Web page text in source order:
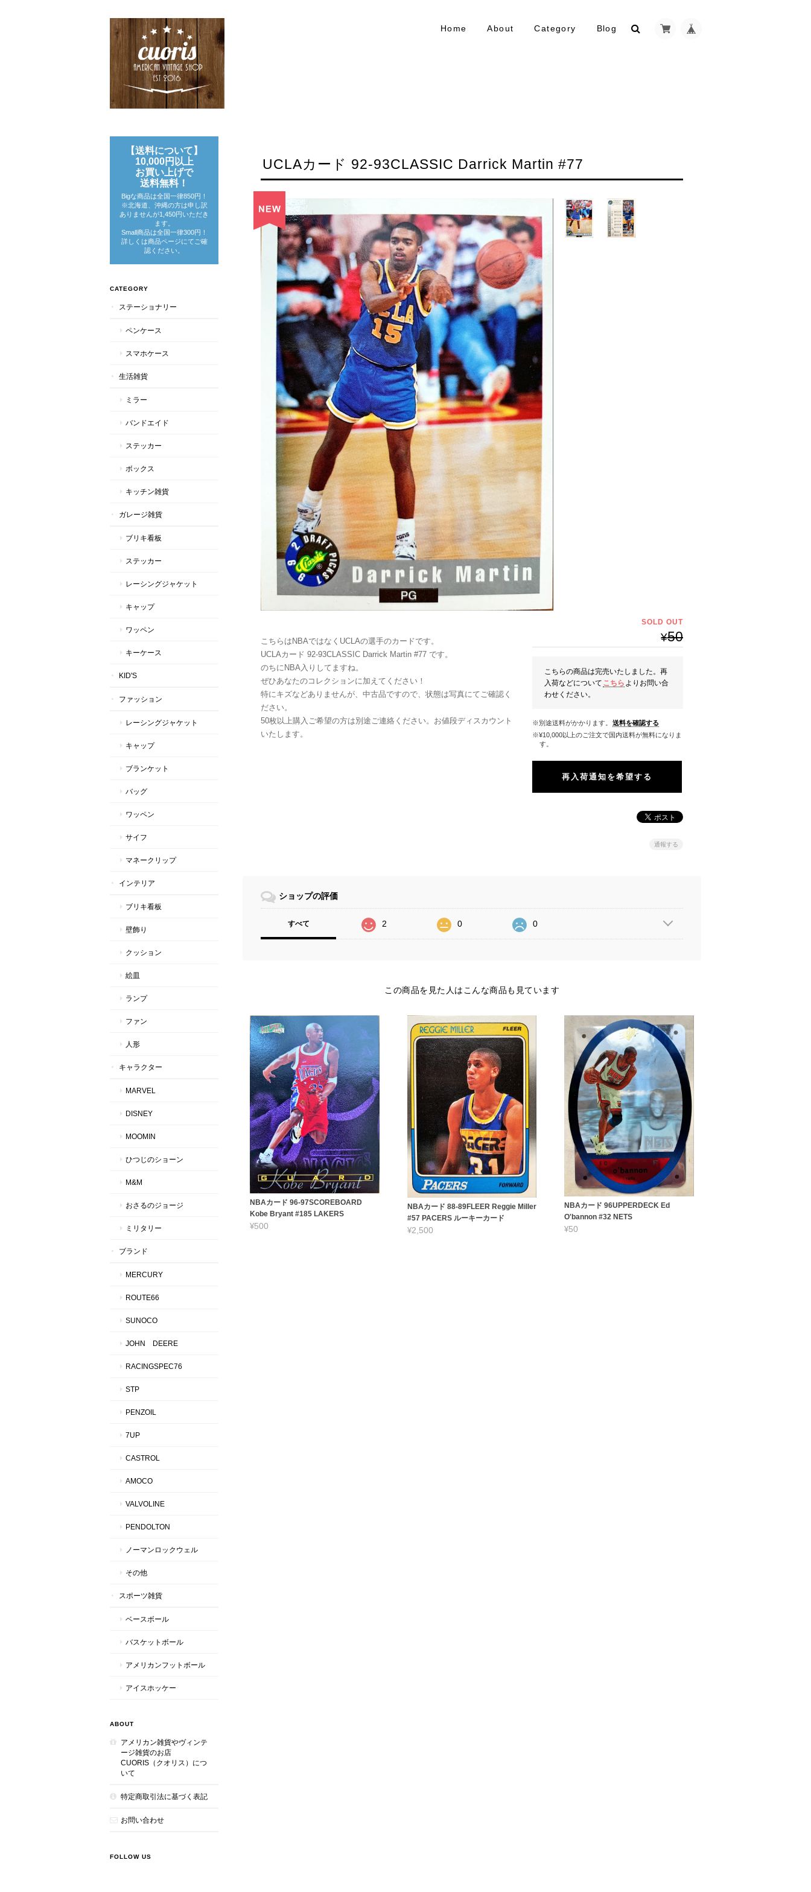
Home About Category Blog
UCLAカード 92-93CLASSIC Darrick Martin #77
こちらはNBAではなくUCLAの選手のカードです。
UCLAカード 92-93CLASSIC Darrick Martin #77 です。
のちにNBA入りしてますね。
ぜひあなたのコレクションに加えてください！
特にキズなどありませんが、中古品ですので、状態は写真にてご確認く
ださい。
50枚以上購入ご希望の方は別途ご連絡ください。お値段ディスカウント
いたします。
SOLD OUT
¥50
こちらの商品は完売いたしました。再
入荷などについて こちら よりお問い合
わせください。
※別途送料がかかります。 送料を確認する
※¥10,000以上のご注文で国内送料が無料になりま
す。
再入荷通知を希望する
通報する
ショップの評価
すべて 2 0 0
この商品を見た人はこんな商品も見ています
NBAカード 96-97SCOREBOARD
Kobe Bryant #185 LAKERS
¥500
NBAカード 88-89FLEER Reggie Miller
#57 PACERS ルーキーカード
¥2,500
NBAカード 96UPPERDECK Ed
O'bannon #32 NETS
¥50
【送料について】
10,000円以上
お買い上げで
送料無料！
Bigな商品は全国一律850円！
※北海道、沖縄の方は申し訳
ありませんが1,450円いただき
ます。
Small商品は全国一律300円！
詳しくは商品ページにてご確
認ください。
CATEGORY
ステーショナリー
ペンケース
スマホケース
生活雑貨
ミラー
バンドエイド
ステッカー
ボックス
キッチン雑貨
ガレージ雑貨
ブリキ看板
ステッカー
レーシングジャケット
キャップ
ワッペン
キーケース
KID'S
ファッション
レーシングジャケット
キャップ
ブランケット
バッグ
ワッペン
サイフ
マネークリップ
インテリア
ブリキ看板
壁飾り
クッション
絵皿
ランプ
ファン
人形
キャラクター
MARVEL
DISNEY
MOOMIN
ひつじのショーン
M&M
おさるのジョージ
ミリタリー
ブランド
MERCURY
ROUTE66
SUNOCO
JOHN DEERE
RACINGSPEC76
STP
PENZOIL
7UP
CASTROL
AMOCO
VALVOLINE
PENDOLTON
ノーマンロックウェル
その他
スポーツ雑貨
ベースボール
バスケットボール
アメリカンフットボール
アイスホッケー
ABOUT
アメリカン雑貨やヴィンテ
ージ雑貨のお店
CUORIS（クオリス）につ
いて
特定商取引法に基づく表記
お問い合わせ
FOLLOW US